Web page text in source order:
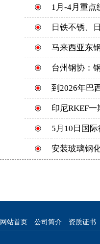
1月-4月重点
日铁不锈、
马来西亚东
台州钢协：
到2026年巴
印尼RKEF
5月10日国
安装玻璃钢
网站首页 公司简介 资质证书